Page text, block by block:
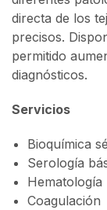
directa de los
precisos.
permitido
diagnósticos.
Servicios
Bioquímica
Serología
Hematología
Coagulación